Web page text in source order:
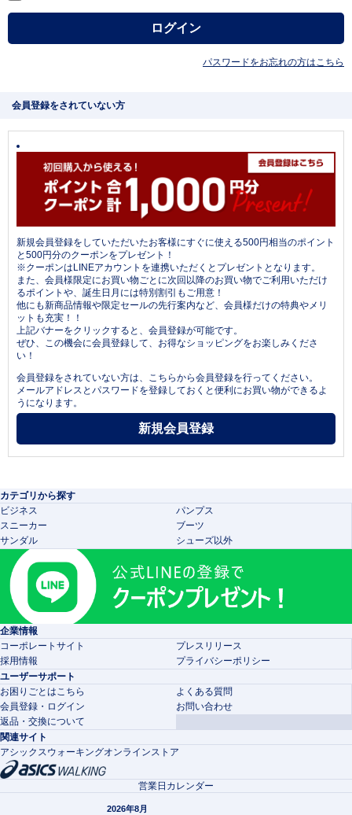
パスワードをお忘れの方はこちら
会員登録をされていない方
新規会員登録をしていただいたお客様にすぐに使える500円相当のポイント
と500円分のクーポンをプレゼント！
※クーポンはLINEアカウントを連携いただくとプレゼントとなります。
また、会員様限定にお買い物ごとに次回以降のお買い物でご利用いただけ
るポイントや、誕生日月には特別割引もご用意！
他にも新商品情報や限定セールの先行案内など、会員様だけの特典やメリ
ットも充実！！
上記バナーをクリックすると、会員登録が可能です。
ぜひ、この機会に会員登録して、お得なショッピングをお楽しみくださ
い！
会員登録をされていない方は、こちらから会員登録を行ってください。
メールアドレスとパスワードを登録しておくと便利にお買い物ができるよ
うになります。
カテゴリから探す
ビジネス
パンプス
スニーカー
ブーツ
サンダル
シューズ以外
企業情報
コーポレートサイト
プレスリリース
採用情報
プライバシーポリシー
ユーザーサポート
お困りごとはこちら
よくある質問
会員登録・ログイン
お問い合わせ
返品・交換について
関連サイト
アシックスウォーキングオンラインストア
営業日カレンダー
2026年8月